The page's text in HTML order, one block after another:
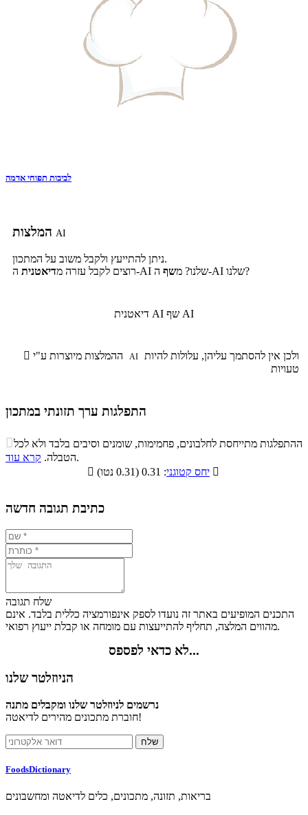
לביבות תפוחי אדמה
AI
ניתן להתייעץ ולקבל משוב על המתכון.
רוצים לקבל עזרה מדיאטנית ה-AI שלנו? משף ה-AI שלנו?
דיאטנית AI שף AI
 AI
טעויות
התפלגות ערך תזונתי במתכון
התפלגות ערך תזונתי במתכון
סיבים
תזונתיים
שומנים חלבונים
21.2% 54.9%
ההתפלגות מתייחסת לחלבונים, פחמימות, שומנים וסיבים בלבד ולא לכל
הטבלה. קרא עוד
.

יחס קטוגני 
כתיבת תגובה חדשה
שלח תגובה
התכנים המופיעים באתר זה נועדו לספק אינפורמציה כללית בלבד. אינם
מהווים המלצה, תחליף להתייעצות עם מומחה או קבלת ייעוץ רפואי.
לא כדאי לפספס...
הניוזלטר שלנו
נרשמים לניוזלטר שלנו ומקבלים מתנה
חוברת מתכונים מהירים לדיאטה!
FoodsDictionary
בריאות, תזונה, מתכונים, כלים לדיאטה ומחשבונים